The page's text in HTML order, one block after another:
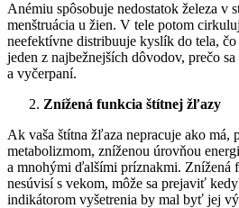
Anémiu spôsobuje nedostatok železa v
menštruácia u žien. V tele potom
neefektívne distribuuje kyslík do tela, čo
jeden z najbežnejších dôvodov, prečo
a vyčerpaní.
Znížená funkcia štítnej žľazy
Ak vaša štítna žľaza nepracuje ako má,
metabolizmom, zníženou úrovňou
a mnohými ďalšími príznakmi. Znížená
nesúvisí s vekom, môže sa prejaviť
indikátorom vyšetrenia by mal byť jej